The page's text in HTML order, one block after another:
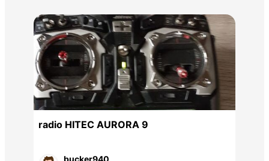
radio HITEC AURORA 9
bucker940